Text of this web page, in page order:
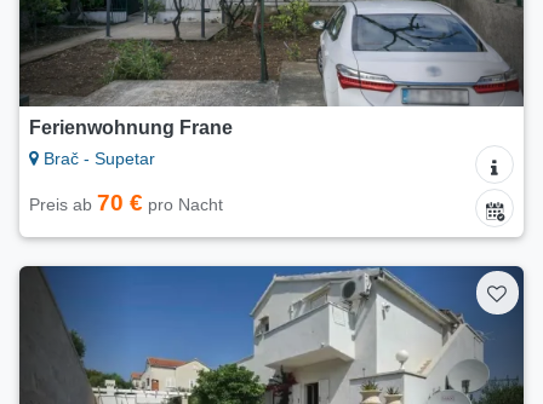
Ferienwohnung Frane
Brač - Supetar
Preis ab 70 € pro Nacht